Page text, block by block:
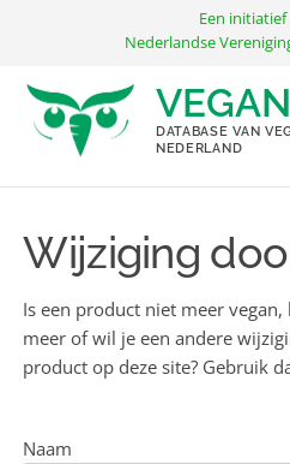
inhoud
Een
Nederlandse
DATABASE VAN
NEDERLAND
Wijziging
Is een product niet meer
meer of wil je een andere
product op deze site? Gebruik
Naam